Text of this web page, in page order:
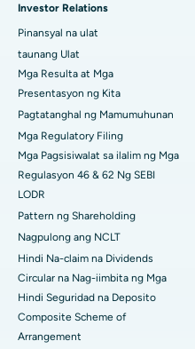
Pinakamahusay na Ospital sa
Pinakamahusay na Ospital sa
Pinakamahusay na Ospital sa
Pinakamahusay na Ospital sa
Pinakamahusay na Ospital ng
Delhi
Investor Relations
Pinansyal na ulat
taunang Ulat
Mga Resulta at Mga
Presentasyon ng Kita
Pagtatanghal ng Mamumuhunan
Mga Regulatory Filing
Mga Pagsisiwalat sa ilalim ng Mga
Regulasyon 46 & 62 Ng SEBI
LODR
Pattern ng Shareholding
Nagpulong ang NCLT
Hindi Na-claim na Dividends
Circular na Nag-iimbita ng Mga
Hindi Seguridad na Deposito
Composite Scheme of
Arrangement